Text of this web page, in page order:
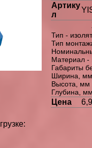
Артику
л
Тип -
Тип
Материал -
Габариты
Ширина,
Высота, мм
Глубина,
Цена